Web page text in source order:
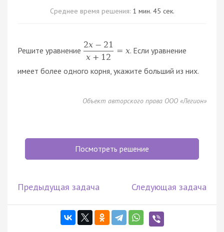
Среднее время решения: 1 мин. 45 сек.
Решите уравнение
2x − 21
x + 12
= x. Если уравнение
имеет более одного корня, укажите больший из них.
Объект авторского права ООО «Легион»
Посмотреть решение
Предыдущая задача Следующая задача